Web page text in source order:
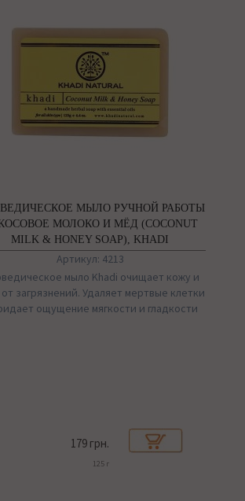
МЫЛО РУЧНОЙ РАБОТЫ
МОЛОКО И МЁД (COCONUT
MILK & HONEY SOAP), KHADI
Артикул: 4213
мыло Khadi очищает кожу и
загрязнений. Удаляет мертвые клетки
ощущение мягкости и гладкости
179 грн.
125 г